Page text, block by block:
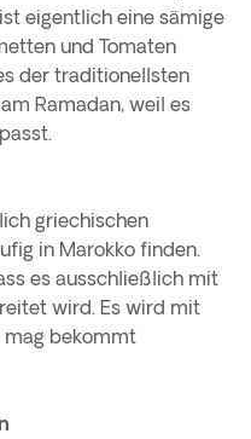
eigentlich eine sämige
und Tomaten
der traditionellsten
Ramadan, weil es
griechischen
in Marokko finden.
es ausschließlich mit
wird. Es wird mit
mag bekommt